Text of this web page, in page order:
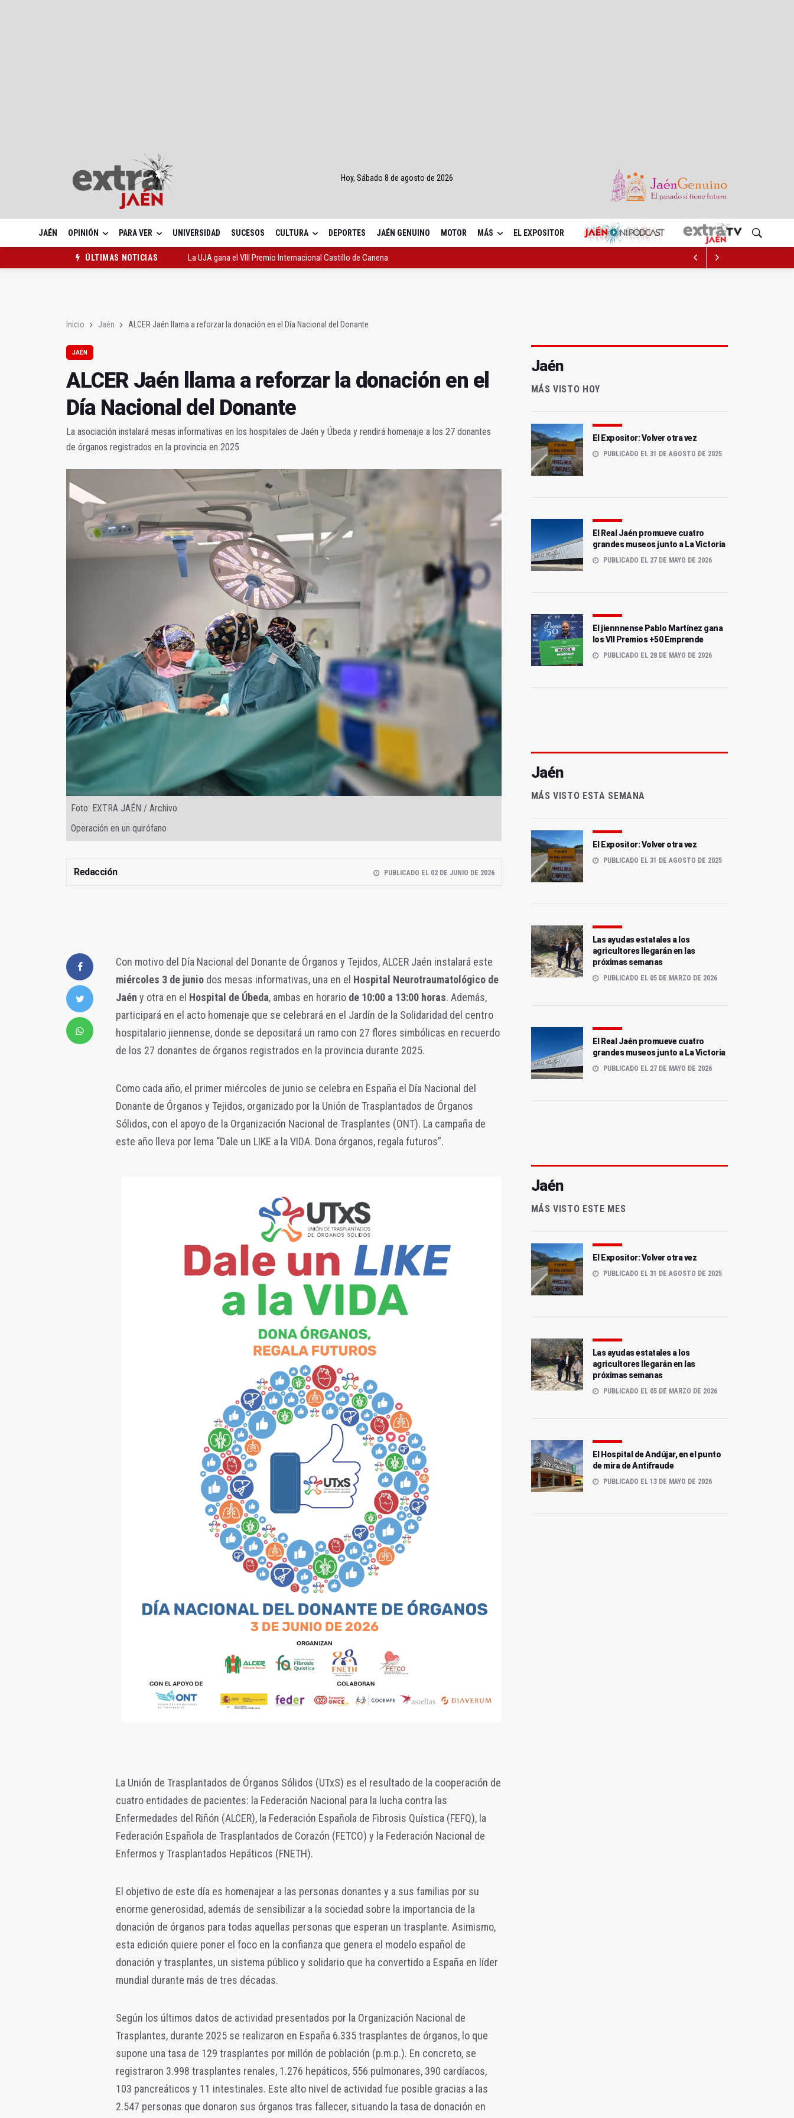
Hoy, Sábado 8 de agosto de 2026
JAÉN OPINIÓN PARA VER UNIVERSIDAD SUCESOS CULTURA DEPORTES JAÉN GENUINO MOTOR MÁS EL EXPOSITOR
ÚLTIMAS NOTICIAS
La UJA gana el VIII Premio Internacional Castillo de Canena
Inicio Jaén ALCER Jaén llama a reforzar la donación en el Día Nacional del Donante
JAÉN
ALCER Jaén llama a reforzar la donación en el
Día Nacional del Donante
La asociación instalará mesas informativas en los hospitales de Jaén y Úbeda y rendirá homenaje a los 27 donantes
de órganos registrados en la provincia en 2025
Foto: EXTRA JAÉN / Archivo
Operación en un quirófano
Redacción PUBLICADO EL 02 DE JUNIO DE 2026
Con motivo del Día Nacional del Donante de Órganos y Tejidos, ALCER Jaén instalará este
miércoles 3 de junio dos mesas informativas, una en el Hospital Neurotraumatológico de
Jaén y otra en el Hospital de Úbeda, ambas en horario de 10:00 a 13:00 horas. Además,
participará en el acto homenaje que se celebrará en el Jardín de la Solidaridad del centro
hospitalario jiennense, donde se depositará un ramo con 27 flores simbólicas en recuerdo
de los 27 donantes de órganos registrados en la provincia durante 2025.
Como cada año, el primer miércoles de junio se celebra en España el Día Nacional del
Donante de Órganos y Tejidos, organizado por la Unión de Trasplantados de Órganos
Sólidos, con el apoyo de la Organización Nacional de Trasplantes (ONT). La campaña de
este año lleva por lema “Dale un LIKE a la VIDA. Dona órganos, regala futuros”.
La Unión de Trasplantados de Órganos Sólidos (UTxS) es el resultado de la cooperación de
cuatro entidades de pacientes: la Federación Nacional para la lucha contra las
Enfermedades del Riñón (ALCER), la Federación Española de Fibrosis Quística (FEFQ), la
Federación Española de Trasplantados de Corazón (FETCO) y la Federación Nacional de
Enfermos y Trasplantados Hepáticos (FNETH).
El objetivo de este día es homenajear a las personas donantes y a sus familias por su
enorme generosidad, además de sensibilizar a la sociedad sobre la importancia de la
donación de órganos para todas aquellas personas que esperan un trasplante. Asimismo,
esta edición quiere poner el foco en la confianza que genera el modelo español de
donación y trasplantes, un sistema público y solidario que ha convertido a España en líder
mundial durante más de tres décadas.
Según los últimos datos de actividad presentados por la Organización Nacional de
Trasplantes, durante 2025 se realizaron en España 6.335 trasplantes de órganos, lo que
supone una tasa de 129 trasplantes por millón de población (p.m.p.). En concreto, se
registraron 3.998 trasplantes renales, 1.276 hepáticos, 556 pulmonares, 390 cardíacos,
103 pancreáticos y 11 intestinales. Este alto nivel de actividad fue posible gracias a las
2.547 personas que donaron sus órganos tras fallecer, situando la tasa de donación en
Jaén
MÁS VISTO HOY
El Expositor: Volver otra vez
PUBLICADO EL 31 DE AGOSTO DE 2025
El Real Jaén promueve cuatro
grandes museos junto a La Victoria
PUBLICADO EL 27 DE MAYO DE 2026
El jiennnense Pablo Martínez gana
los VII Premios +50 Emprende
PUBLICADO EL 28 DE MAYO DE 2026
Jaén
MÁS VISTO ESTA SEMANA
El Expositor: Volver otra vez
PUBLICADO EL 31 DE AGOSTO DE 2025
Las ayudas estatales a los
agricultores llegarán en las
próximas semanas
PUBLICADO EL 05 DE MARZO DE 2026
El Real Jaén promueve cuatro
grandes museos junto a La Victoria
PUBLICADO EL 27 DE MAYO DE 2026
Jaén
MÁS VISTO ESTE MES
El Expositor: Volver otra vez
PUBLICADO EL 31 DE AGOSTO DE 2025
Las ayudas estatales a los
agricultores llegarán en las
próximas semanas
PUBLICADO EL 05 DE MARZO DE 2026
El Hospital de Andújar, en el punto
de mira de Antifraude
PUBLICADO EL 13 DE MAYO DE 2026